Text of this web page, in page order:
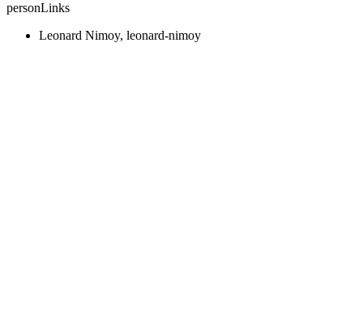
personLinks
Leonard Nimoy, leonard-nimoy